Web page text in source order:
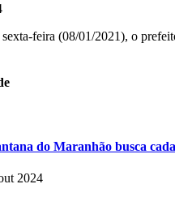
feira (08/01/2021), o
do Maranhão busca
2024